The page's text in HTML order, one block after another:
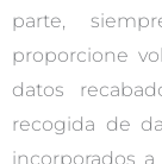
parte,
proporcione
datos
recogida de
incorporados